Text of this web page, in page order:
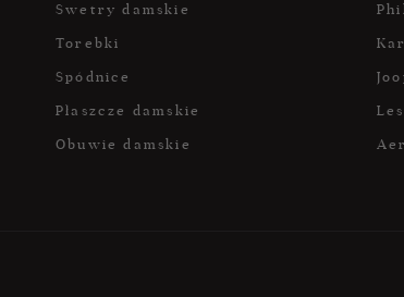
Swetry damskie
Torebki
Spódnice
Płaszcze damskie
Obuwie damskie